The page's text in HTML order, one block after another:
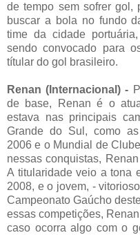
de tempo sem sofrer gol,
buscar a bola no fundo
time da cidade
sendo convocado para
títular do gol brasileiro.
Renan (Internacional) -
de base, Renan é o
estava nas principais
Grande do Sul, como
2006 e o Mundial de
nessas conquistas,
A titularidade veio a tona
2008, e o jovem, -
Campeonato Gaúcho
essas competições,
caso ocorra algo com o